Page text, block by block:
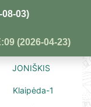
03)
(2026-04-23)
JONIŠKIS
Klaipėda-1